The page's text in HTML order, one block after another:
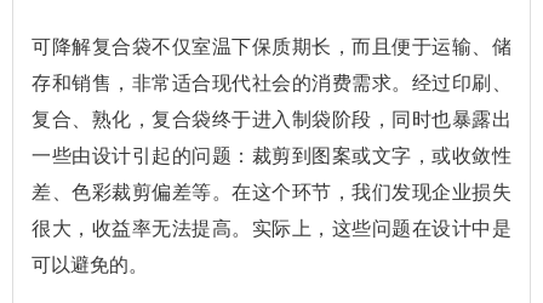
可降解复合袋不仅室温下保质期长，而且便于运输、储
存和销售，非常适合现代社会的消费需求。经过印刷、
复合、熟化，复合袋终于进入制袋阶段，同时也暴露出
一些由设计引起的问题：裁剪到图案或文字，或收敛性
差、色彩裁剪偏差等。在这个环节，我们发现企业损失
很大，收益率无法提高。实际上，这些问题在设计中是
可以避免的。